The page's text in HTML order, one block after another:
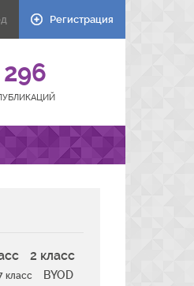
Регистрация
296
2 класс
класс BYOD